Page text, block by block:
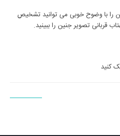
را با وضوح خوبی می توانید تشخیص
قربانی تصویر جنین را ببینید.
کنید